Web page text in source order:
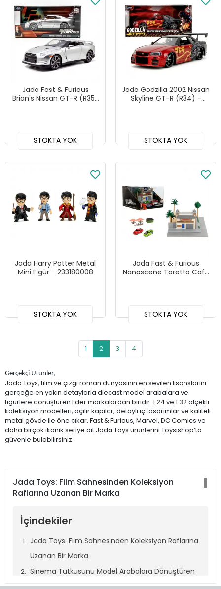
Jada Fast & Furious
Brian's Nissan GT-R (R35)
STOKTA YOK
Jada Godzilla 2002 Nissan
Skyline GT-R (R34) -
STOKTA YOK
Jada Harry Potter Metal
Mini Figür - 233180008
STOKTA YOK
Jada Fast & Furious
Nanoscene Toretto Cafe
STOKTA YOK
1 2 3 4
Gerçekçi Ürünler,
Jada Toys, film ve çizgi roman dünyasının en sevilen lisanslarını
gerçeğe en yakın detaylarla diecast model arabalara ve
figürlere dönüştüren lider markalardan biridir. 1:24 ve 1:32 ölçekli
koleksiyon modelleri, açılır kapılar, detaylı iç tasarımlar ve kaliteli
metal gövde ile öne çıkar. Fast & Furious, Marvel, DC Comics ve
daha birçok ikonik seriye ait Jada Toys ürünlerini Toysishop’ta
güvenle bulabilirsiniz.
Jada Toys: Film Sahnesinden Koleksiyon
Raflarına Uzanan Bir Marka
İçindekiler
Jada Toys: Film Sahnesinden Koleksiyon Raflarına
Uzanan Bir Marka
Sinema Tutkusunu Model Arabalara Dönüştüren
Marka